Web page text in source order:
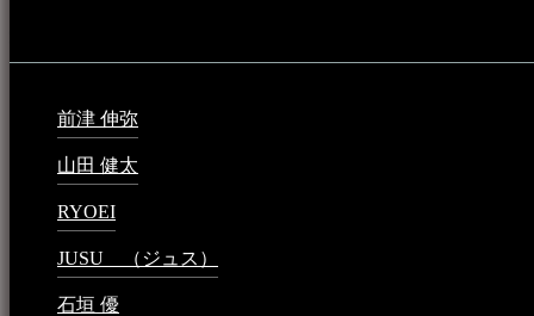
前津 伸弥
山田 健太
RYOEI
JUSU （ジュス）
石垣 優